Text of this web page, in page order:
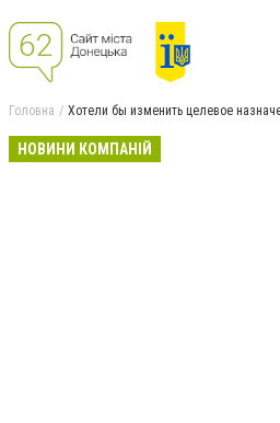
Головна Хотели бы изменить целевое
НОВИНИ КОМПАНІЙ